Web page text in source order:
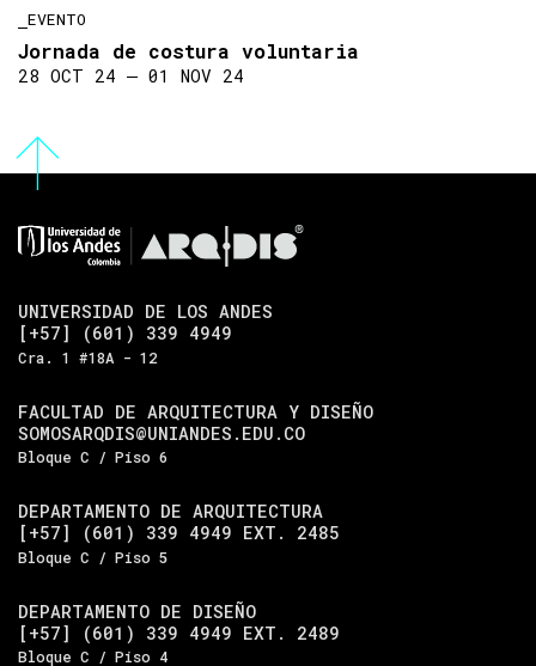
EVENTO
Jornada de costura voluntaria
28 OCT 24 ― 01 NOV 24
UNIVERSIDAD DE LOS ANDES
[+57] (601) 339 4949
Cra. 1 #18A - 12
FACULTAD DE ARQUITECTURA Y DISEÑO
SOMOSARQDIS@UNIANDES.EDU.CO
Bloque C / Piso 6
DEPARTAMENTO DE ARQUITECTURA
[+57] (601) 339 4949 EXT. 2485
Bloque C / Piso 5
DEPARTAMENTO DE DISEÑO
[+57] (601) 339 4949 EXT. 2489
Bloque C / Piso 4